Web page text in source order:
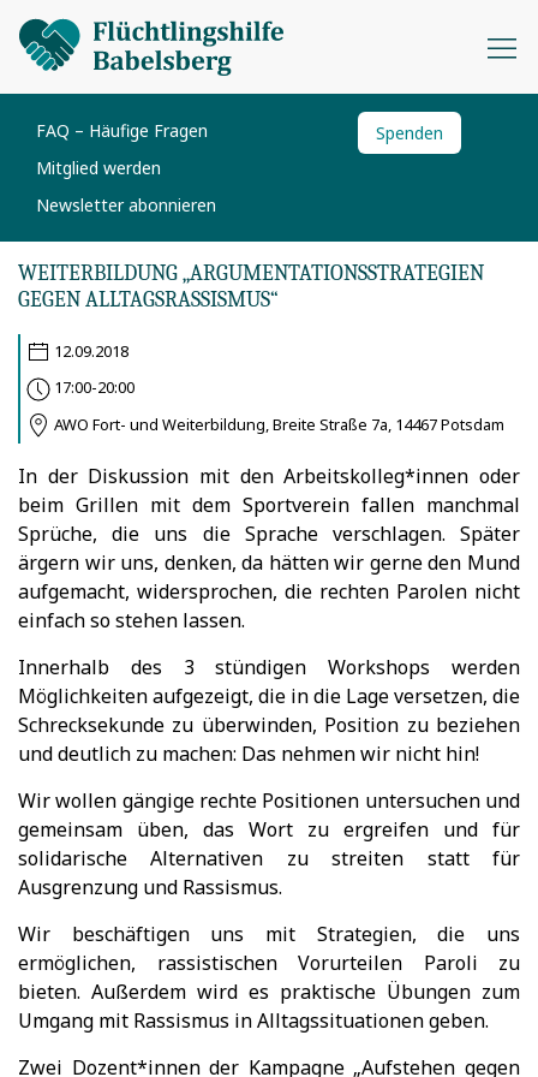
FAQ – Häufige Fragen
Mitglied werden
Newsletter abonnieren
Spenden
WEITERBILDUNG „ARGUMENTATIONSSTRATEGIEN
GEGEN ALLTAGSRASSISMUS“
12.09.2018
17:00-20:00
AWO Fort- und Weiterbildung, Breite Straße 7a, 14467 Potsdam
In der Diskussion mit den Arbeitskolleg*innen oder
beim Grillen mit dem Sportverein fallen manchmal
Sprüche, die uns die Sprache verschlagen. Später
ärgern wir uns, denken, da hätten wir gerne den Mund
aufgemacht, widersprochen, die rechten Parolen nicht
einfach so stehen lassen.
Innerhalb des 3 stündigen Workshops werden
Möglichkeiten aufgezeigt, die in die Lage versetzen, die
Schrecksekunde zu überwinden, Position zu beziehen
und deutlich zu machen: Das nehmen wir nicht hin!
Wir wollen gängige rechte Positionen untersuchen und
gemeinsam üben, das Wort zu ergreifen und für
solidarische Alternativen zu streiten statt für
Ausgrenzung und Rassismus.
Wir beschäftigen uns mit Strategien, die uns
ermöglichen, rassistischen Vorurteilen Paroli zu
bieten. Außerdem wird es praktische Übungen zum
Umgang mit Rassismus in Alltagssituationen geben.
Zwei Dozent*innen der Kampagne „Aufstehen gegen